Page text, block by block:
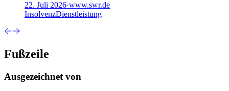
22. Juli 2026·www.swr.de
InsolvenzDienstleistung
Fußzeile
Ausgezeichnet von